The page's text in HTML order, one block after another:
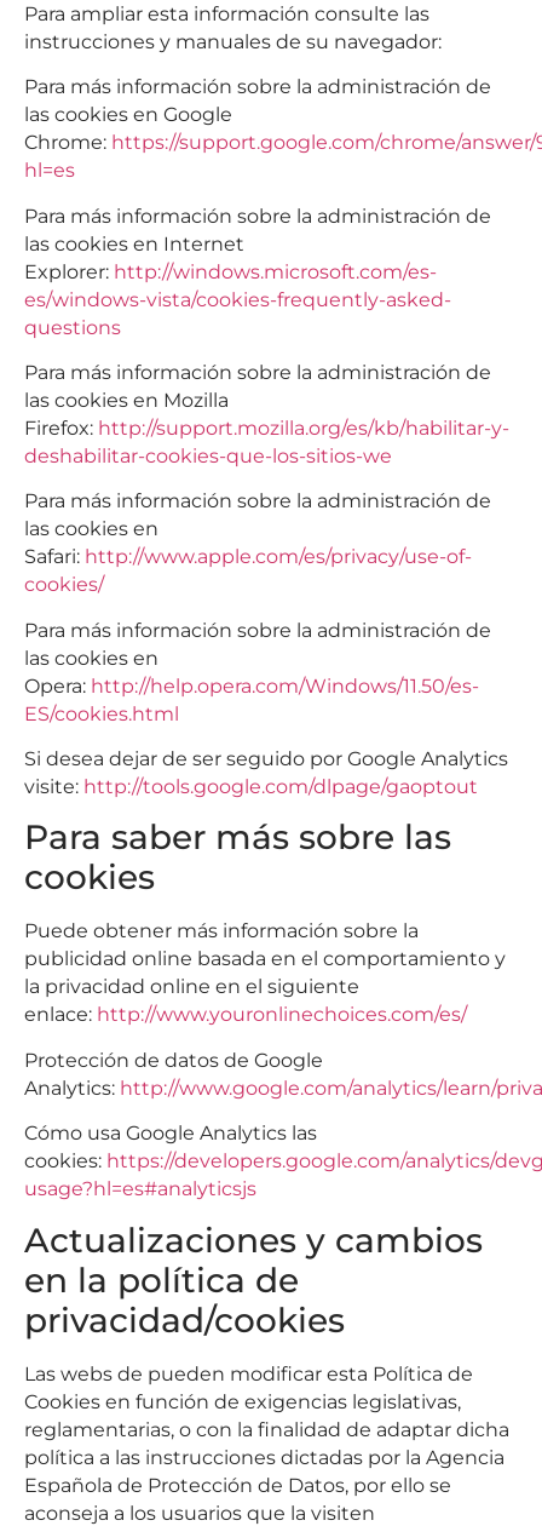
Para ampliar esta información consulte las
instrucciones y manuales de su navegador:
Para más información sobre la administración de
las cookies en Google
Chrome: https://support.google.com/chrome/answer/
hl=es
Para más información sobre la administración de
las cookies en Internet
Explorer: http://windows.microsoft.com/es-
es/windows-vista/cookies-frequently-asked-
questions
Para más información sobre la administración de
las cookies en Mozilla
Firefox: http://support.mozilla.org/es/kb/habilitar-y-
deshabilitar-cookies-que-los-sitios-we
Para más información sobre la administración de
las cookies en
Safari: http://www.apple.com/es/privacy/use-of-
cookies/
Para más información sobre la administración de
las cookies en
Opera: http://help.opera.com/Windows/11.50/es-
ES/cookies.html
Si desea dejar de ser seguido por Google Analytics
visite: http://tools.google.com/dlpage/gaoptout
Para saber más sobre las
cookies
Puede obtener más información sobre la
publicidad online basada en el comportamiento y
la privacidad online en el siguiente
enlace: http://www.youronlinechoices.com/es/
Protección de datos de Google
Analytics: http://www.google.com/analytics/learn/
Cómo usa Google Analytics las
cookies: https://developers.google.com/analytics/
usage?hl=es#analyticsjs
Actualizaciones y cambios
en la política de
privacidad/cookies
Las webs de pueden modificar esta Política de
Cookies en función de exigencias legislativas,
reglamentarias, o con la finalidad de adaptar dicha
política a las instrucciones dictadas por la Agencia
Española de Protección de Datos, por ello se
aconseja a los usuarios que la visiten